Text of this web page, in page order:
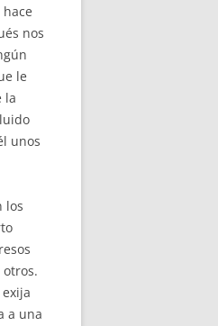
nos
le
la
unos
los
a una